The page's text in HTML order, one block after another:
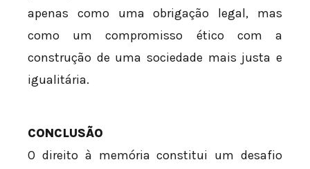
apenas como uma obrigação legal, mas
como um compromisso ético com a
construção de uma sociedade mais justa e
igualitária.
CONCLUSÃO
O direito à memória constitui um desafio